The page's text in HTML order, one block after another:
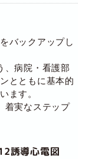
バックアップし
、病院・看護部
とともに基本的
ます。
着実なステップ
誘導心電図